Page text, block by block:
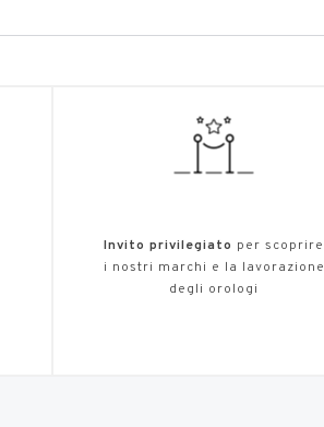
Invito privilegiato per scoprire
i nostri marchi e la lavorazione
degli orologi